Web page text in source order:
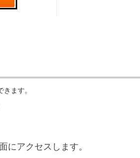
ます。
にアクセスします。